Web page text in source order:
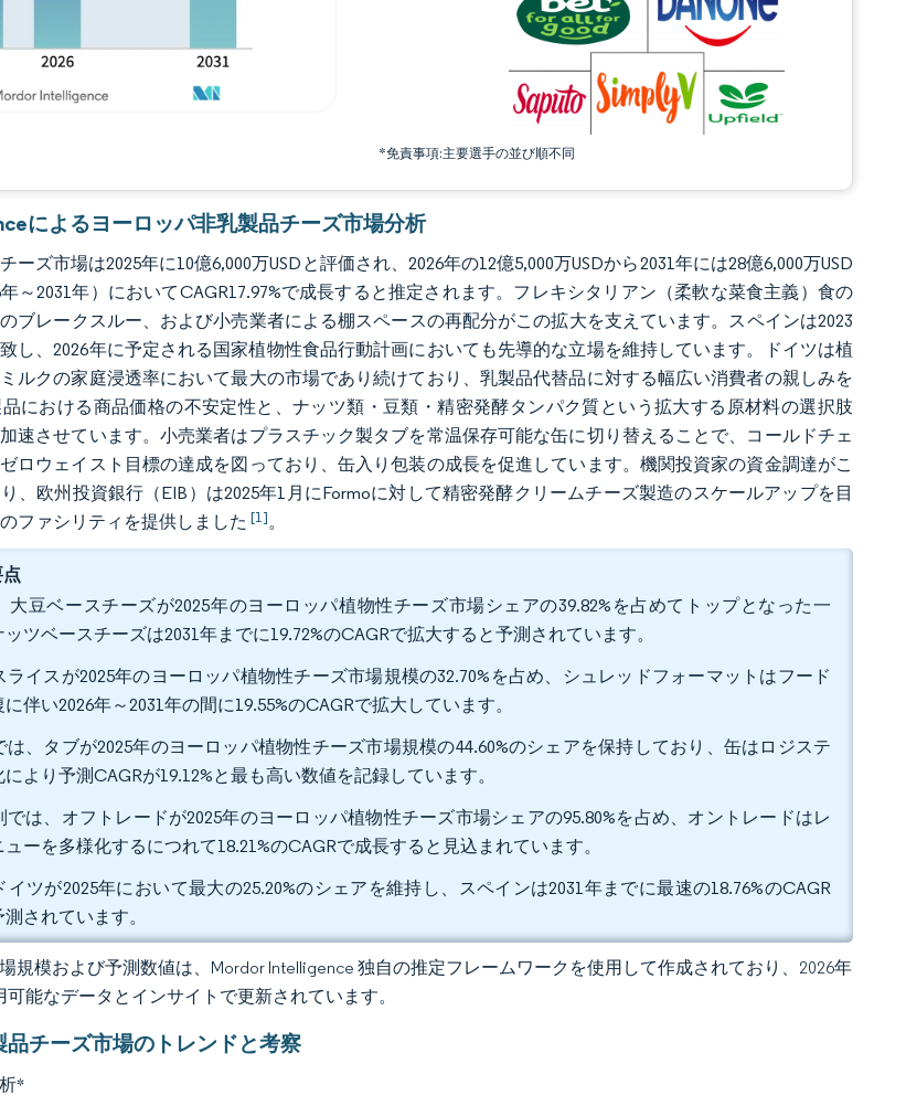
*免責事項:主要選手の並び順不同
によるヨーロッパ非乳製品チーズ市場分析
ーズ市場は2025年に10億6,000万USDと評価され、2026年の12億5,000万USDから2031年には28億6,000万USD
～2031年）においてCAGR17.97%で成長すると推定されます。フレキシタリアン（柔軟な菜食主義）食の
ブレークスルー、および小売業者による棚スペースの再配分がこの拡大を支えています。スペインは2023
し、2026年に予定される国家植物性食品行動計画においても先導的な立場を維持しています。ドイツは植
ルクの家庭浸透率において最大の市場であり続けており、乳製品代替品に対する幅広い消費者の親しみを
における商品価格の不安定性と、ナッツ類・豆類・精密発酵タンパク質という拡大する原材料の選択肢
速させています。小売業者はプラスチック製タブを常温保存可能な缶に切り替えることで、コールドチェ
ロウェイスト目標の達成を図っており、缶入り包装の成長を促進しています。機関投資家の資金調達がこ
、欧州投資銀行（EIB）は2025年1月にFormoに対して精密発酵クリームチーズ製造のスケールアップを目
のファシリティを提供しました[1]。
大豆ベースチーズが2025年のヨーロッパ植物性チーズ市場シェアの39.82%を占めてトップとなった一
ツベースチーズは2031年までに19.72%のCAGRで拡大すると予測されています。
イスが2025年のヨーロッパ植物性チーズ市場規模の32.70%を占め、シュレッドフォーマットはフード
伴い2026年～2031年の間に19.55%のCAGRで拡大しています。
、タブが2025年のヨーロッパ植物性チーズ市場規模の44.60%のシェアを保持しており、缶はロジステ
より予測CAGRが19.12%と最も高い数値を記録しています。
は、オフトレードが2025年のヨーロッパ植物性チーズ市場シェアの95.80%を占め、オントレードはレ
ーを多様化するにつれて18.21%のCAGRで成長すると見込まれています。
ツが2025年において最大の25.20%のシェアを維持し、スペインは2031年までに最速の18.76%のCAGR
されています。
規模および予測数値は、Mordor Intelligence 独自の推定フレームワークを使用して作成されており、2026年
能なデータとインサイトで更新されています。
品チーズ市場のトレンドと考察
*